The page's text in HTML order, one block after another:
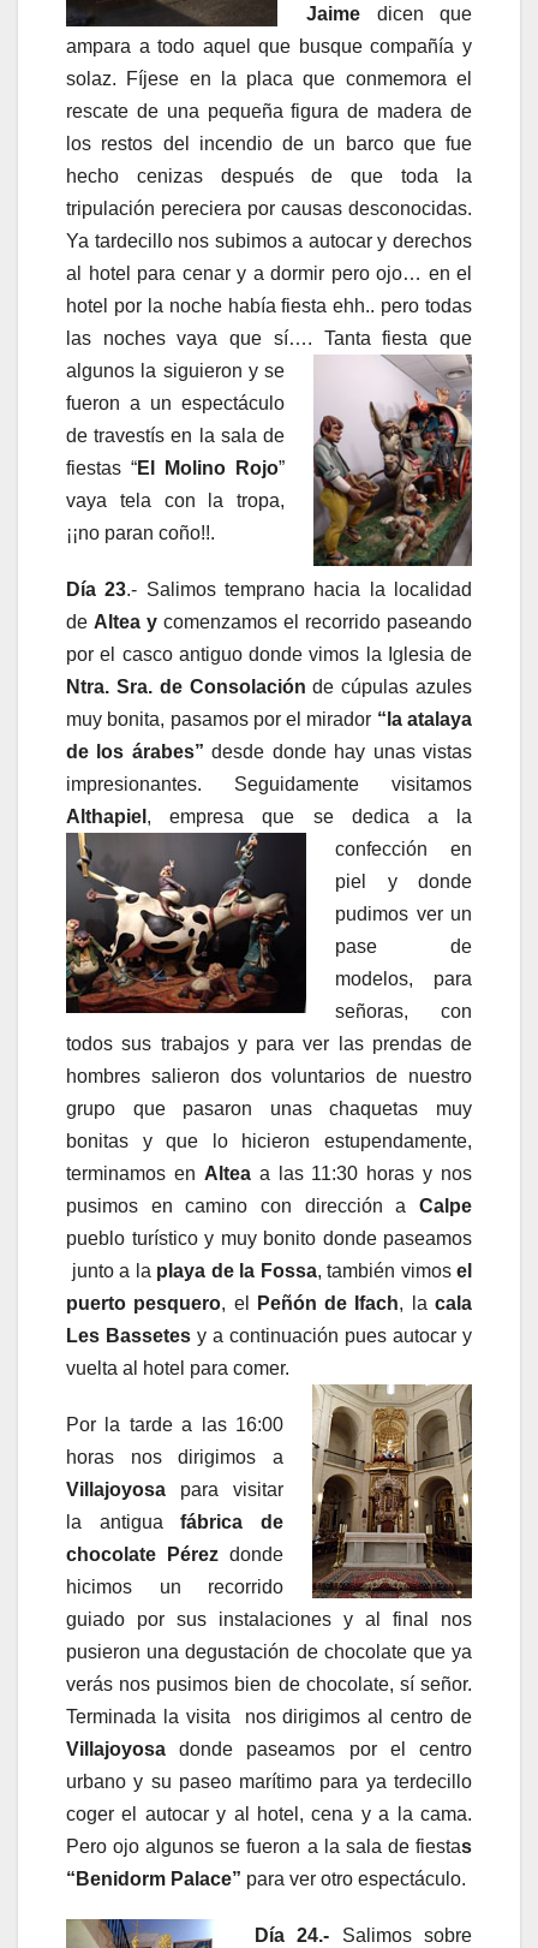
Jaime dicen que
ampara a todo aquel que busque compañía y
solaz. Fíjese en la placa que conmemora el
rescate de una pequeña figura de madera de
los restos del incendio de un barco que fue
hecho cenizas después de que toda la
tripulación pereciera por causas desconocidas.
Ya tardecillo nos subimos a autocar y derechos
al hotel para cenar y a dormir pero ojo… en el
hotel por la noche había fiesta ehh.. pero todas
las noches vaya que sí…. Tanta fiesta que
algunos la siguieron y se
fueron a un espectáculo
de travestís en la sala de
fiestas “El Molino Rojo”
vaya tela con la tropa,
¡¡no paran coño!!.
Día 23.- Salimos temprano hacia la localidad
de Altea y comenzamos el recorrido paseando
por el casco antiguo donde vimos la Iglesia de
Ntra. Sra. de Consolación de cúpulas azules
muy bonita, pasamos por el mirador “la atalaya
de los árabes” desde donde hay unas vistas
impresionantes. Seguidamente visitamos
Althapiel , empresa que se dedica a la
confección en
piel y donde
pudimos ver un
pase de
modelos, para
señoras, con
todos sus trabajos y para ver las prendas de
hombres salieron dos voluntarios de nuestro
grupo que pasaron unas chaquetas muy
bonitas y que lo hicieron estupendamente,
terminamos en Alteaa las 11:30 horas y nos
pusimos en camino con dirección a Calpe
pueblo turístico y muy bonito donde paseamos
junto a la playa de la Fossa, también vimos el
puerto pesquero, el Peñón de Ifach, lacala
Les Bassetes y a continuación pues autocar y
vuelta al hotel para comer.
Por la tarde a las 16:00
horas nos dirigimos a
Villajoyosa para visitar
la antiguafábrica de
chocolate Pérez donde
hicimos un recorrido
guiado por sus instalaciones y al final nos
pusieron una degustación de chocolate que ya
verás nos pusimos bien de chocolate, sí señor.
Terminada la visita nos dirigimos al centro de
Villajoyosadonde paseamos por el centro
urbano y su paseo marítimo para ya terdecillo
coger el autocar y al hotel, cena y a la cama.
Pero ojo algunos se fueron a la sala de fiestas
“Benidorm Palace” para ver otro espectáculo.
Día 24.- Salimos sobre